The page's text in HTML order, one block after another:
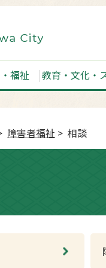
福祉 教育・文化・
障害者福祉 > 相談